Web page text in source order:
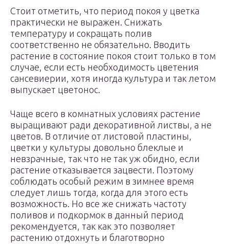
Стоит отметить, что период покоя у цветка
практически не выражен. Снижать
температуру и сокращать полив
соответственно не обязательно. Вводить
растение в состояние покоя стоит только в том
случае, если есть необходимость цветения
сансевиерии, хотя иногда культура и так летом
выпускает цветонос.
Чаще всего в комнатных условиях растение
выращивают ради декоративной листвы, а не
цветов. В отличие от листовой пластины,
цветки у культуры довольно блеклые и
невзрачные, так что не так уж обидно, если
растение отказывается зацвести. Поэтому
соблюдать особый режим в зимнее время
следует лишь тогда, когда для этого есть
возможность. Но все же снижать частоту
поливов и подкормок в данный период
рекомендуется, так как это позволяет
растению отдохнуть и благотворно